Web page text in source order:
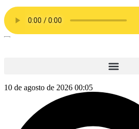
10 de agosto de 2026 00:05